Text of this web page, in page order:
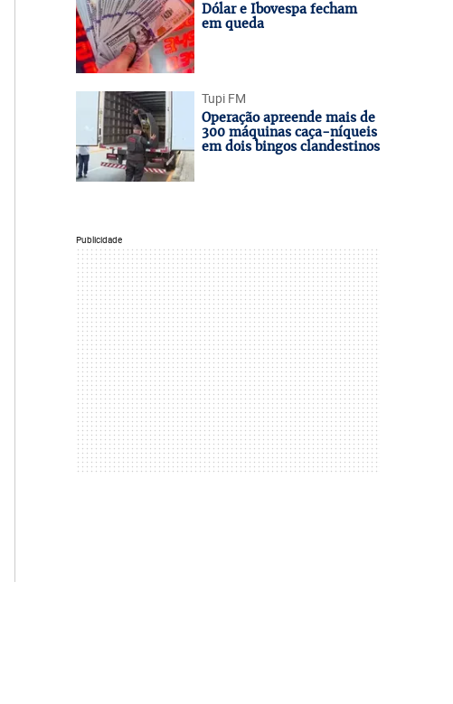
Dólar e Ibovespa fecham
em queda
Tupi FM
Operação apreende mais de
300 máquinas caça-níqueis
em dois bingos clandestinos
Publicidade